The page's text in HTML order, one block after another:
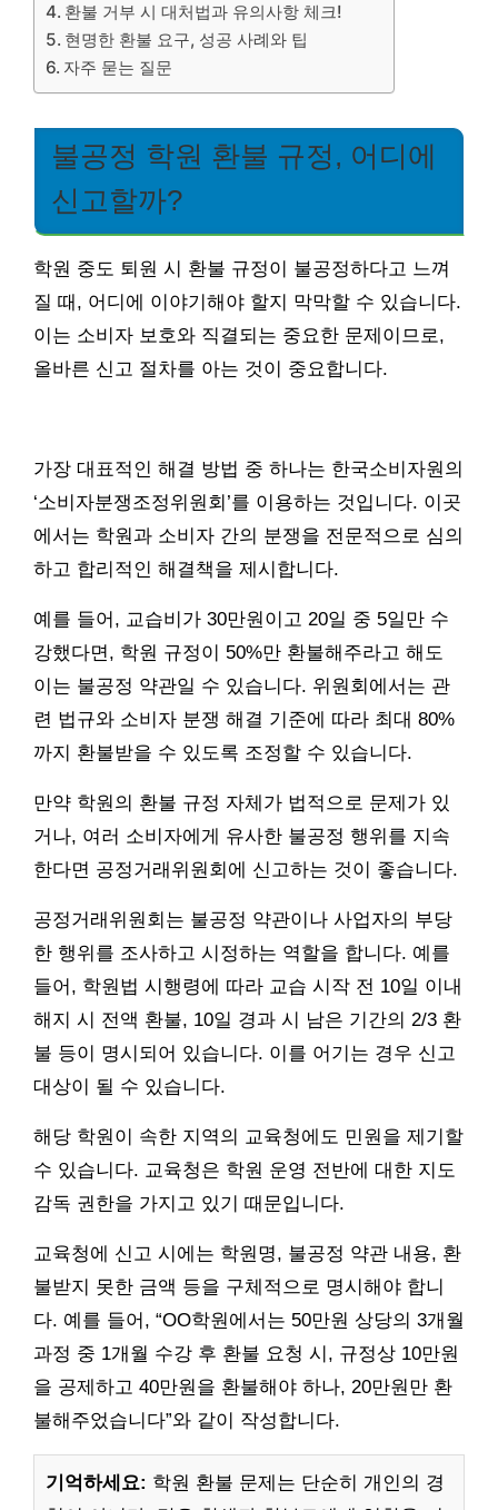
환불 거부 시 대처법과 유의사항 체크!
현명한 환불 요구, 성공 사례와 팁
자주 묻는 질문
불공정 학원 환불 규정, 어디에
신고할까?
학원 중도 퇴원 시 환불 규정이 불공정하다고 느껴
질 때, 어디에 이야기해야 할지 막막할 수 있습니다.
이는 소비자 보호와 직결되는 중요한 문제이므로,
올바른 신고 절차를 아는 것이 중요합니다.
가장 대표적인 해결 방법 중 하나는 한국소비자원의
‘소비자분쟁조정위원회’를 이용하는 것입니다. 이곳
에서는 학원과 소비자 간의 분쟁을 전문적으로 심의
하고 합리적인 해결책을 제시합니다.
예를 들어, 교습비가 30만원이고 20일 중 5일만 수
강했다면, 학원 규정이 50%만 환불해주라고 해도
이는 불공정 약관일 수 있습니다. 위원회에서는 관
련 법규와 소비자 분쟁 해결 기준에 따라 최대 80%
까지 환불받을 수 있도록 조정할 수 있습니다.
만약 학원의 환불 규정 자체가 법적으로 문제가 있
거나, 여러 소비자에게 유사한 불공정 행위를 지속
한다면 공정거래위원회에 신고하는 것이 좋습니다.
공정거래위원회는 불공정 약관이나 사업자의 부당
한 행위를 조사하고 시정하는 역할을 합니다. 예를
들어, 학원법 시행령에 따라 교습 시작 전 10일 이내
해지 시 전액 환불, 10일 경과 시 남은 기간의 2/3 환
불 등이 명시되어 있습니다. 이를 어기는 경우 신고
대상이 될 수 있습니다.
해당 학원이 속한 지역의 교육청에도 민원을 제기할
수 있습니다. 교육청은 학원 운영 전반에 대한 지도
감독 권한을 가지고 있기 때문입니다.
교육청에 신고 시에는 학원명, 불공정 약관 내용, 환
불받지 못한 금액 등을 구체적으로 명시해야 합니
다. 예를 들어, “OO학원에서는 50만원 상당의 3개월
과정 중 1개월 수강 후 환불 요청 시, 규정상 10만원
을 공제하고 40만원을 환불해야 하나, 20만원만 환
불해주었습니다”와 같이 작성합니다.
기억하세요: 학원 환불 문제는 단순히 개인의 경